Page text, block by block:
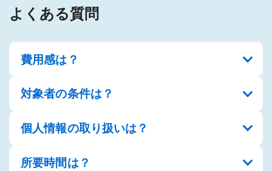
よくある質問
費用感は？
いした上で最適プランをご提案いたします。
対象者の条件は？
や機械操作の事故防止に有効です。
個人情報の取り扱いは？
所要時間は？